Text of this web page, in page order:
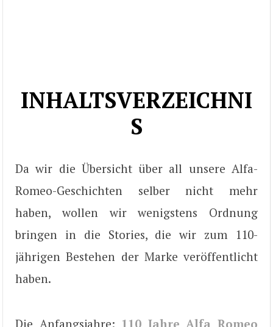
INHALTSVERZEICHNI
S
Da wir die Übersicht über all unsere Alfa-
Romeo-Geschichten selber nicht mehr
haben, wollen wir wenigstens Ordnung
bringen in die Stories, die wir zum 110-
jährigen Bestehen der Marke veröffentlicht
haben.
Die Anfangsjahre: 110 Jahre Alfa Romeo